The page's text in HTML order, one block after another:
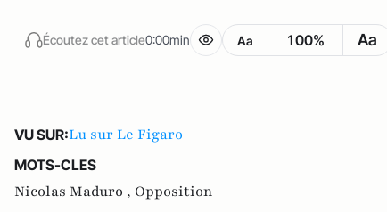
Écoutez cet article0:00min Aa 100% Aa
VU SUR:Lu sur Le Figaro
MOTS-CLES
Nicolas Maduro , Opposition